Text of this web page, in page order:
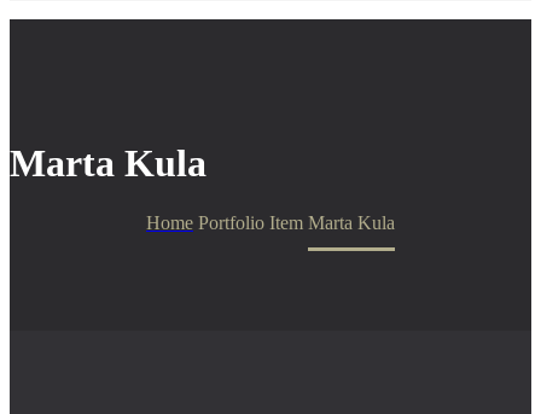
Marta Kula
Home Portfolio Item Marta Kula